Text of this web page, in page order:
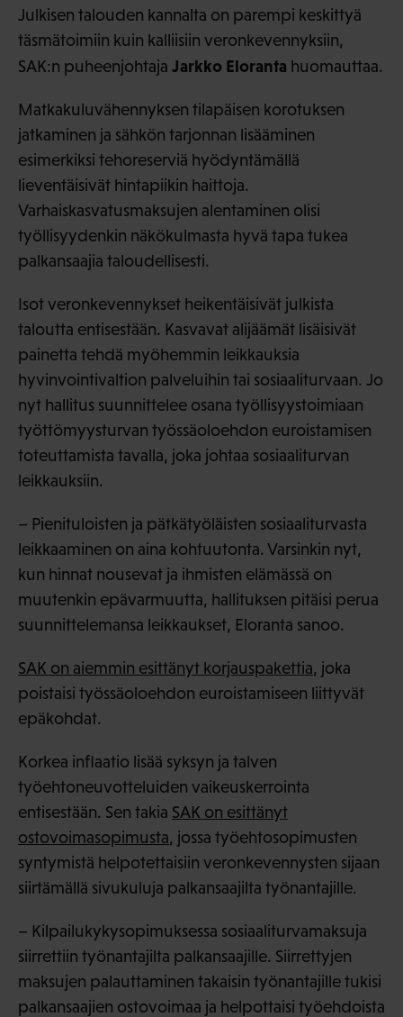
Julkisen talouden kannalta on parempi keskittyä
täsmätoimiin kuin kalliisiin veronkevennyksiin,
SAK:n puheenjohtaja Jarkko Eloranta huomauttaa.
Matkakuluvähennyksen tilapäisen korotuksen
jatkaminen ja sähkön tarjonnan lisääminen
esimerkiksi tehoreserviä hyödyntämällä
lieventäisivät hintapiikin haittoja.
Varhaiskasvatusmaksujen alentaminen olisi
työllisyydenkin näkökulmasta hyvä tapa tukea
palkansaajia taloudellisesti.
Isot veronkevennykset heikentäisivät julkista
taloutta entisestään. Kasvavat alijäämät lisäisivät
painetta tehdä myöhemmin leikkauksia
hyvinvointivaltion palveluihin tai sosiaaliturvaan. Jo
nyt hallitus suunnittelee osana työllisyystoimiaan
työttömyysturvan työssäoloehdon euroistamisen
toteuttamista tavalla, joka johtaa sosiaaliturvan
leikkauksiin.
– Pienituloisten ja pätkätyöläisten sosiaaliturvasta
leikkaaminen on aina kohtuutonta. Varsinkin nyt,
kun hinnat nousevat ja ihmisten elämässä on
muutenkin epävarmuutta, hallituksen pitäisi perua
suunnittelemansa leikkaukset, Eloranta sanoo.
SAK on aiemmin esittänyt korjauspakettia, joka
poistaisi työssäoloehdon euroistamiseen liittyvät
epäkohdat.
Korkea inflaatio lisää syksyn ja talven
työehtoneuvotteluiden vaikeuskerrointa
entisestään. Sen takia SAK on esittänyt
ostovoimasopimusta, jossa työehtosopimusten
syntymistä helpotettaisiin veronkevennysten sijaan
siirtämällä sivukuluja palkansaajilta työnantajille.
– Kilpailukykysopimuksessa sosiaaliturvamaksuja
siirrettiin työnantajilta palkansaajille. Siirrettyjen
maksujen palauttaminen takaisin työnantajille tukisi
palkansaajien ostovoimaa ja helpottaisi työehdoista